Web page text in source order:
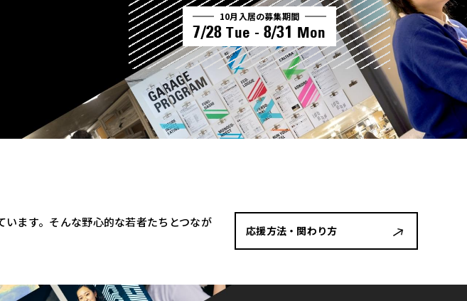
10月入居の募集期間
7/28 Tue - 8/31 Mon
ます。そんな野心的な若者たちとつなが
応援方法・関わり方